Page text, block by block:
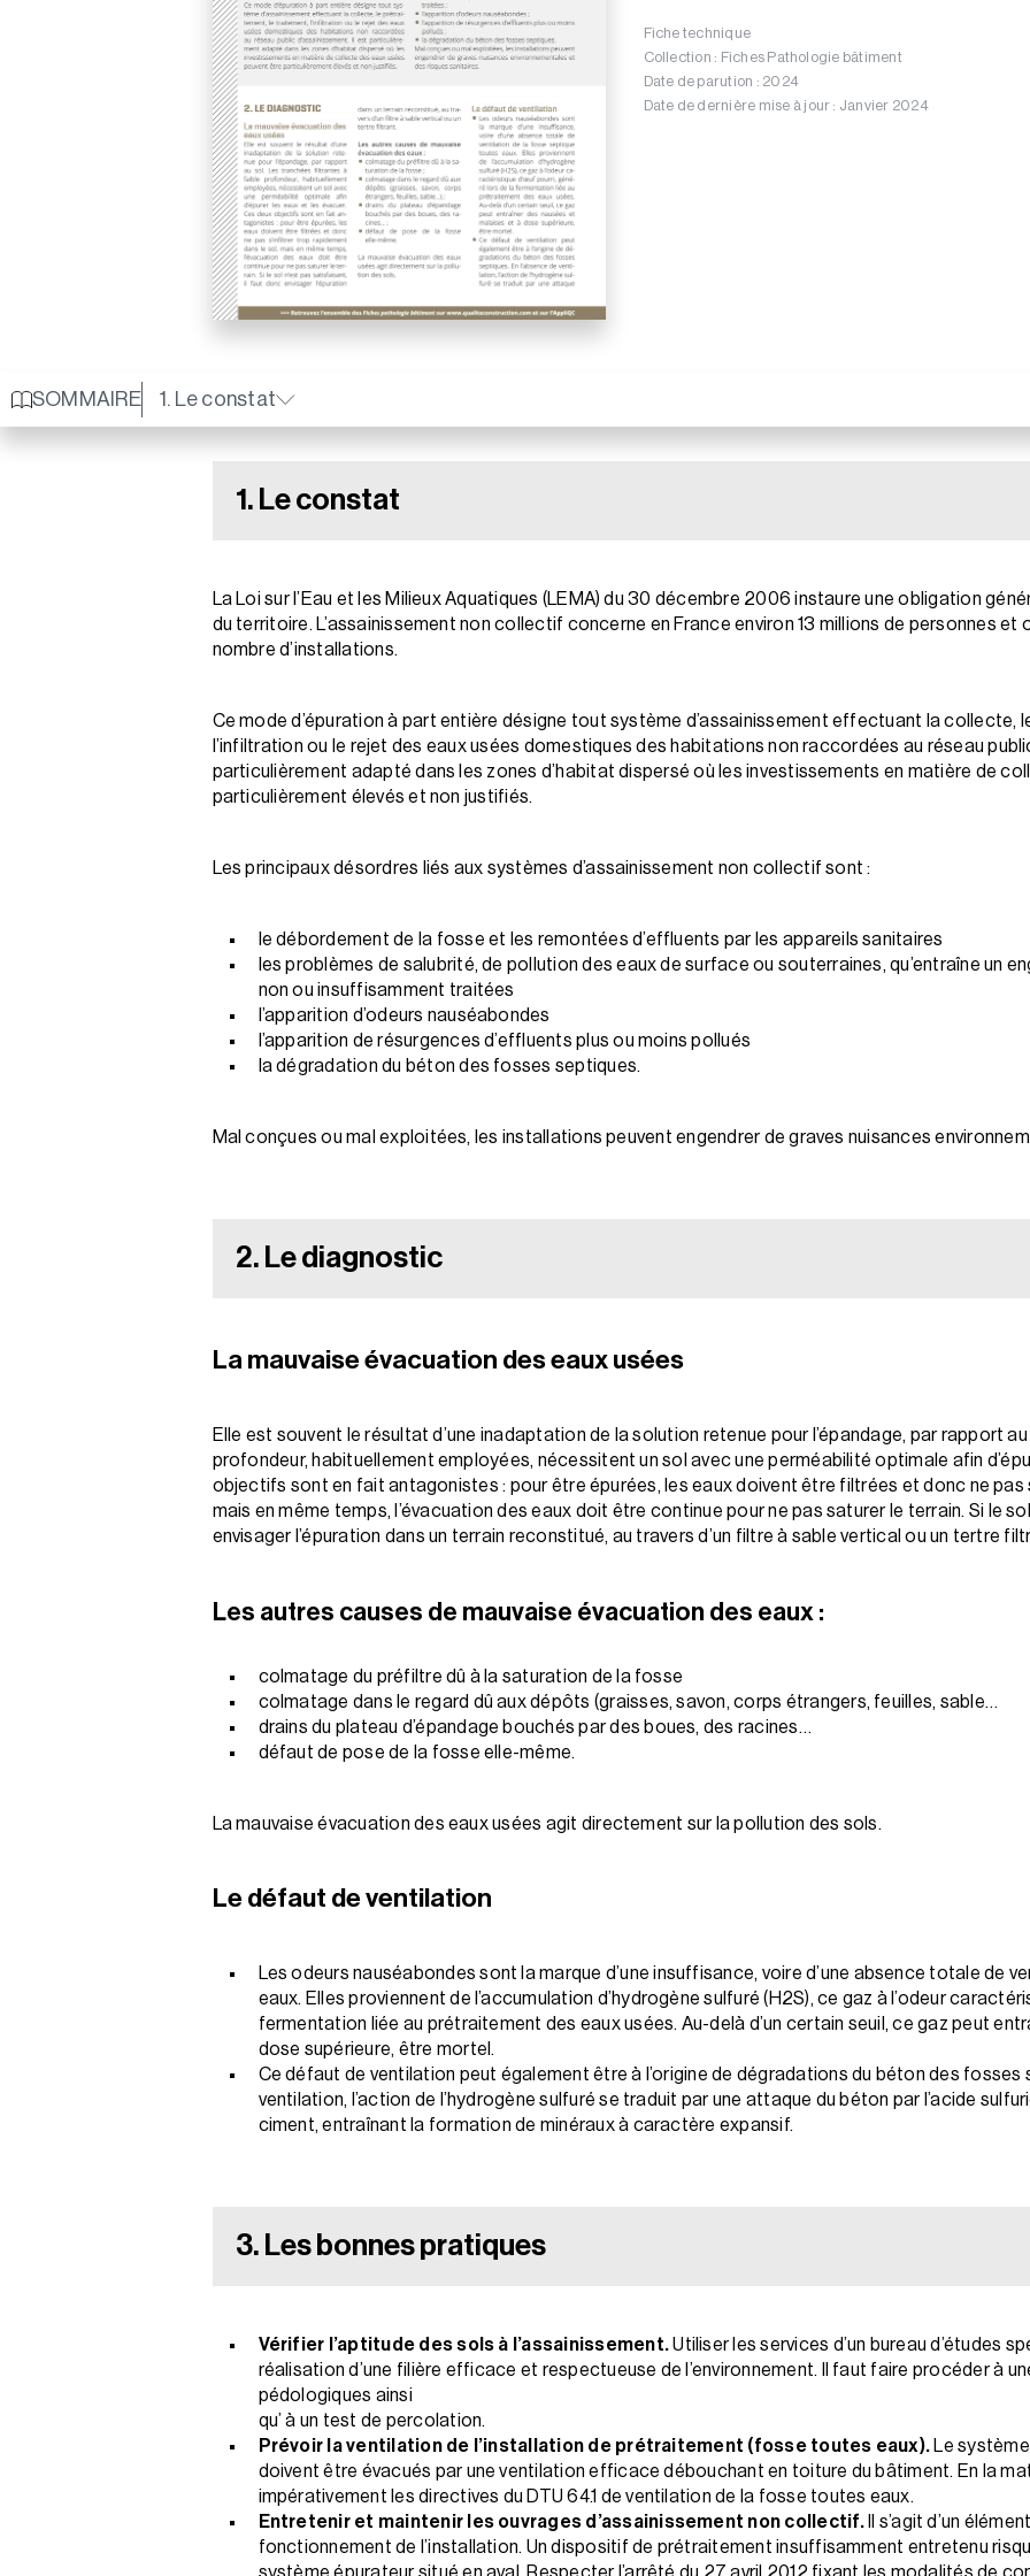
Fiche technique
Collection : Fiches Pathologie bâtiment
Date de parution : 2024
Date de dernière mise à jour : Janvier 2024
SOMMAIRE 1. Le constat
1. Le constat
La Loi sur l’Eau et les Milieux Aquatiques (LEMA) du 30 décembre 2006 instaure une obligation
du territoire. L’assainissement non collectif concerne en France environ 13 millions de personnes et
nombre d’installations.
Ce mode d’épuration à part entière désigne tout système d’assainissement effectuant la collecte,
l’infiltration ou le rejet des eaux usées domestiques des habitations non raccordées au réseau
particulièrement adapté dans les zones d’habitat dispersé où les investissements en matière de
particulièrement élevés et non justifiés.
Les principaux désordres liés aux systèmes d’assainissement non collectif sont :
le débordement de la fosse et les remontées d’effluents par les appareils sanitaires
les problèmes de salubrité, de pollution des eaux de surface ou souterraines, qu’entraîne un
non ou insuffisamment traitées
l’apparition d’odeurs nauséabondes
l’apparition de résurgences d’effluents plus ou moins pollués
la dégradation du béton des fosses septiques.
Mal conçues ou mal exploitées, les installations peuvent engendrer de graves nuisances
2. Le diagnostic
La mauvaise évacuation des eaux usées
Elle est souvent le résultat d’une inadaptation de la solution retenue pour l’épandage, par rapport
profondeur, habituellement employées, nécessitent un sol avec une perméabilité optimale afin
objectifs sont en fait antagonistes : pour être épurées, les eaux doivent être filtrées et donc ne pas
mais en même temps, l’évacuation des eaux doit être continue pour ne pas saturer le terrain. Si le
envisager l’épuration dans un terrain reconstitué, au travers d’un filtre à sable vertical ou un tertre
Les autres causes de mauvaise évacuation des eaux :
colmatage du préfiltre dû à la saturation de la fosse
colmatage dans le regard dû aux dépôts (graisses, savon, corps étrangers, feuilles, sable…
drains du plateau d’épandage bouchés par des boues, des racines…
défaut de pose de la fosse elle-même.
La mauvaise évacuation des eaux usées agit directement sur la pollution des sols.
Le défaut de ventilation
Les odeurs nauséabondes sont la marque d’une insuffisance, voire d’une absence totale de
eaux. Elles proviennent de l’accumulation d’hydrogène sulfuré (H2S), ce gaz à l’odeur
fermentation liée au prétraitement des eaux usées. Au-delà d’un certain seuil, ce gaz peut
dose supérieure, être mortel.
Ce défaut de ventilation peut également être à l’origine de dégradations du béton des fosses
ventilation, l’action de l’hydrogène sulfuré se traduit par une attaque du béton par l’acide
ciment, entraînant la formation de minéraux à caractère expansif.
3. Les bonnes pratiques
Vérifier l’aptitude des sols à l’assainissement.Utiliser les services d’un bureau d’études
réalisation d’une filière efficace et respectueuse de l’environnement. Il faut faire procéder à
pédologiques ainsi
qu’ à un test de percolation.
Prévoir la ventilation de l’installation de prétraitement (fosse toutes eaux). Le
doivent être évacués par une ventilation efficace débouchant en toiture du bâtiment. En la
impérativement les directives du DTU 64.1 de ventilation de la fosse toutes eaux.
Entretenir et maintenir les ouvrages d’assainissement non collectif.Il s’agit d’un
fonctionnement de l’installation. Un dispositif de prétraitement insuffisamment entretenu